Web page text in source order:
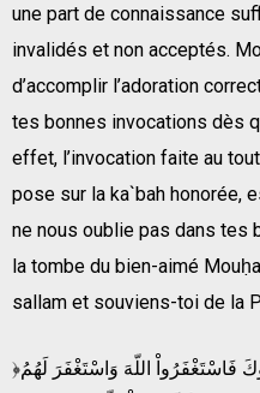
une part de connaissance
invalidés et non acceptés.
d’accomplir l’adoration
tes bonnes invocations dès
effet, l’invocation faite au
pose sur la ka`bah honorée,
ne nous oublie pas dans tes
la tombe du bien-aimé
sallam et souviens-toi de la
﴿وَلَوْ أَنَّهُمْ إِذ ظَّلَمُواْ أَنفُسَهُمْ جَآؤُوكَ فَاسْتَغْفَرُواْ اللّهَ وَاسْتَغْفَرَ لَهُمُ